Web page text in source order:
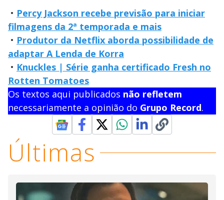
• Percy Jackson recebe previsão para iniciar
filmagens da 2ª temporada e mais
• Produtor da Netflix aborda possibilidade de
adaptar A Lenda de Korra
• Knuckles | Série ganha certificado Fresh no
Rotten Tomatoes
Os textos aqui publicados não refletem
necessariamente a opinião do Grupo Record.
Últimas